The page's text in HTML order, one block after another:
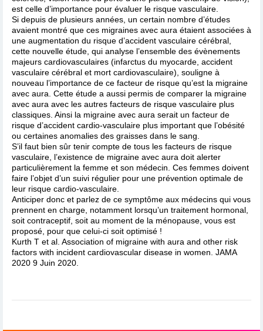
est celle d’importance pour évaluer le risque vasculaire.
Si depuis de plusieurs années, un certain nombre d’études
avaient montré que ces migraines avec aura étaient associées à
une augmentation du risque d’accident vasculaire cérébral,
cette nouvelle étude, qui analyse l’ensemble des évènements
majeurs cardiovasculaires (infarctus du myocarde, accident
vasculaire cérébral et mort cardiovasculaire), souligne à
nouveau l’importance de ce facteur de risque qu’est la migraine
avec aura. Cette étude a aussi permis de comparer la migraine
avec aura avec les autres facteurs de risque vasculaire plus
classiques. Ainsi la migraine avec aura serait un facteur de
risque d’accident cardio-vasculaire plus important que l’obésité
ou certaines anomalies des graisses dans le sang.
S’il faut bien sûr tenir compte de tous les facteurs de risque
vasculaire, l’existence de migraine avec aura doit alerter
particulièrement la femme et son médecin. Ces femmes doivent
faire l’objet d’un suivi régulier pour une prévention optimale de
leur risque cardio-vasculaire.
Anticiper donc et parlez de ce symptôme aux médecins qui vous
prennent en charge, notamment lorsqu’un traitement hormonal,
soit contraceptif, soit au moment de la ménopause, vous est
proposé, pour que celui-ci soit optimisé !
Kurth T et al. Association of migraine with aura and other risk
factors with incident cardiovascular disease in women. JAMA
2020 9 Juin 2020.